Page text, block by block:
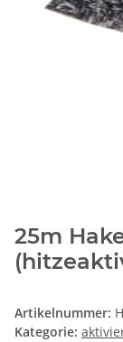
25m
Artikelnummer:
Kategorie: